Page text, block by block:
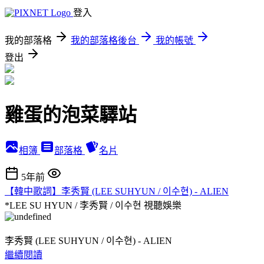
登入
我的部落格 我的部落格後台
我的帳號
登出
雞蛋的泡菜驛站
相簿 部落格 名片
5年前
【韓中歌詞】李秀賢 (LEE SUHYUN / 이수현) - ALIEN
*LEE SU HYUN / 李秀賢 / 이수현 視聽娛樂
李秀賢 (LEE SUHYUN / 이수현) - ALIEN
繼續閱讀